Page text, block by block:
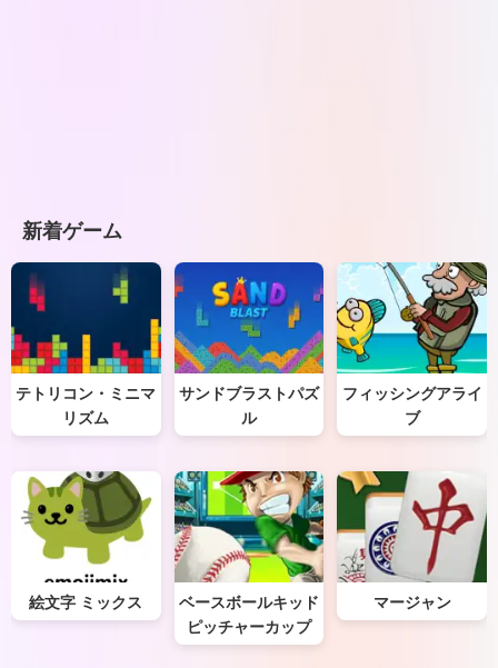
新着ゲーム
テトリコン・ミニマ
リズム
サンドブラストパズ
ル
フィッシングアライ
ブ
絵文字 ミックス
ベースボールキッド
ピッチャーカップ
マージャン